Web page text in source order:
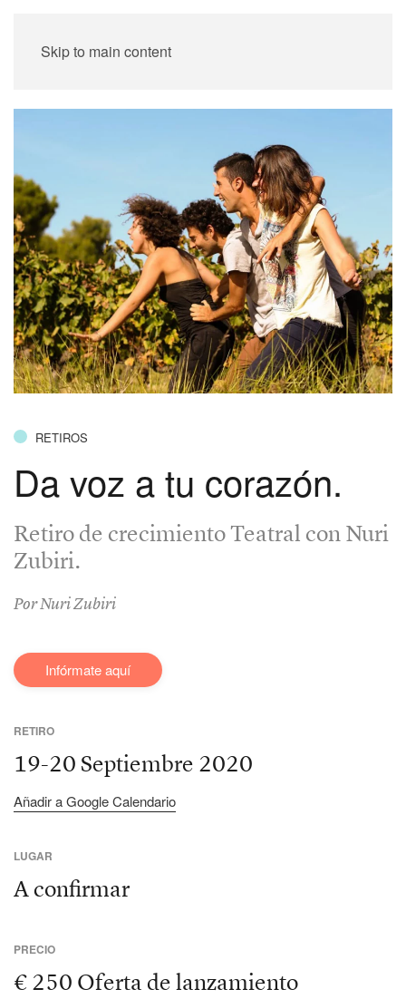
Skip to main content
RETIROS
Da voz a tu corazón.
Retiro de crecimiento Teatral con Nuri
Zubiri.
Por Nuri Zubiri
Infórmate aquí
RETIRO
19-20 Septiembre 2020
Añadir a Google Calendario
LUGAR
A confirmar
PRECIO
€ 250 Oferta de lanzamiento